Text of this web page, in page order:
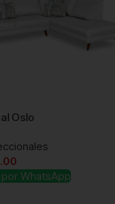
Oslo
WhatsApp